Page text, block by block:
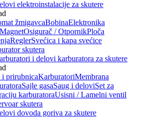
žmigavcaBobinaElektronika
MagnetOsigurač / OtpornikPloča
ReglerSvećica i kapa svećice
skutera
prirubnicaKarburatoriMembrana
Sajle gasaSaug i deloviSet za
karburatoraUsisni / Lamelni ventil
skutera